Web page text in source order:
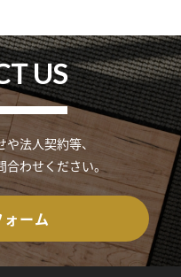
US
法人契約等、
わせください。
ーム